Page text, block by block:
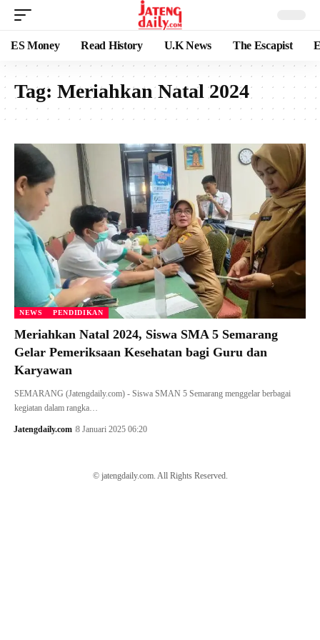
ES Money Read History U.K News The Escapist
Tag: Meriahkan Natal 2024
NEWS PENDIDIKAN
Meriahkan Natal 2024, Siswa SMA 5 Semarang
Gelar Pemeriksaan Kesehatan bagi Guru dan
Karyawan
SEMARANG (Jatengdaily.com) - Siswa SMAN 5 Semarang menggelar berbagai
kegiatan dalam rangka…
Jatengdaily.com 8 Januari 2025 06:20
© jatengdaily.com. All Rights Reserved.